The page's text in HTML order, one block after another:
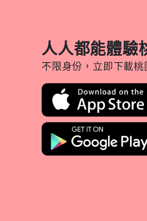
人人都能體驗
不限身份，立即下載